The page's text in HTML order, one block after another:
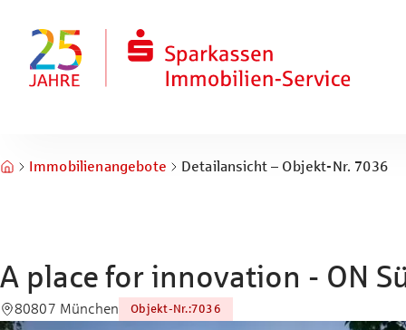
Zum Fuß springen
Immobilienangebote Detailansicht – Objekt-Nr. 7036
A place for innovation - ON
80807 München Objekt-Nr.:7036